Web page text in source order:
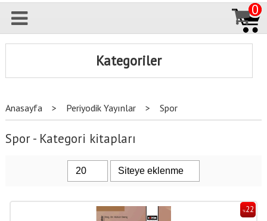
0
Kategoriler
Anasayfa > Periyodik Yayınlar > Spor
Spor - Kategori kitapları
%22